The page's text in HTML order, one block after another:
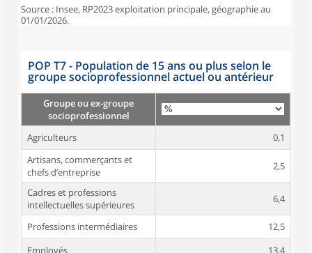
Source : Insee, RP2023 exploitation principale, géographie au
01/01/2026.
POP T7 - Population de 15 ans ou plus selon le
groupe socioprofessionnel actuel ou antérieur
Groupe ou ex-groupe
socioprofessionnel
Agriculteurs
0,1
Artisans, commerçants et
chefs d’entreprise
2,5
Cadres et professions
intellectuelles supérieures
6,4
Professions intermédiaires
12,5
Employés
13,4